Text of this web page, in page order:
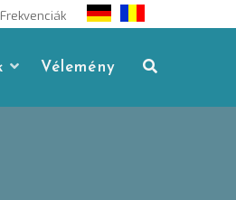
Frekvenciák
Vélemény